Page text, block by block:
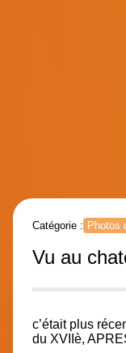
Catégorie : Photos
Vu au
c’était plus
du XVIIè,